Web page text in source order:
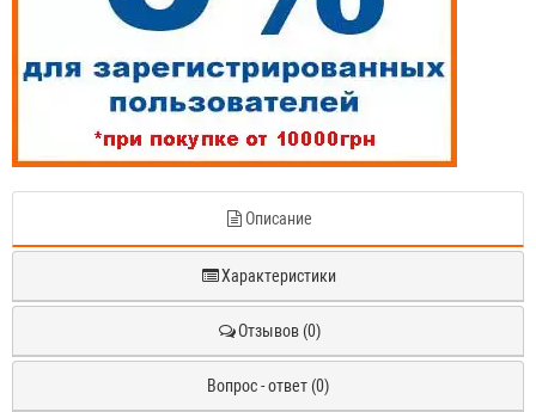
Описание
Характеристики
Отзывов (0)
Вопрос - ответ (0)